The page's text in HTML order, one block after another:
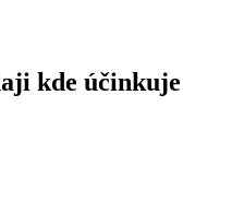
kde účinkuje